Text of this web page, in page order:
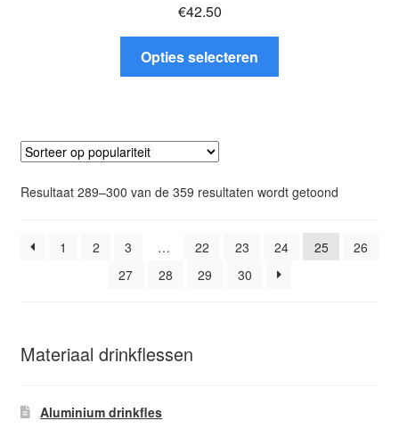
€42.50
Opties selecteren
kan
worden
op
Resultaat 289–300 van de 359 resultaten wordt getoond
populariteit
1
2 3 … 22 23 24 25
26
27
28 29 30
Materiaal drinkflessen
Aluminium drinkfles